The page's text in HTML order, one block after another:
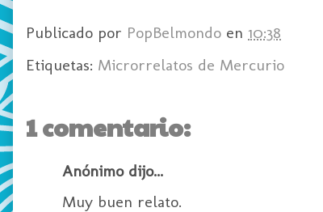
Publicado por PopBelmondo en 10:38
Etiquetas: Microrrelatos de Mercurio
1 comentario:
Anónimo dijo...
Muy buen relato.